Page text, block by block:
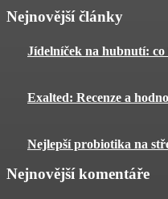
Nejnovější články
Jídelníček na hubnutí:
Exalted: Recenze a
Nejlepší probiotika na
Nejnovější komentáře